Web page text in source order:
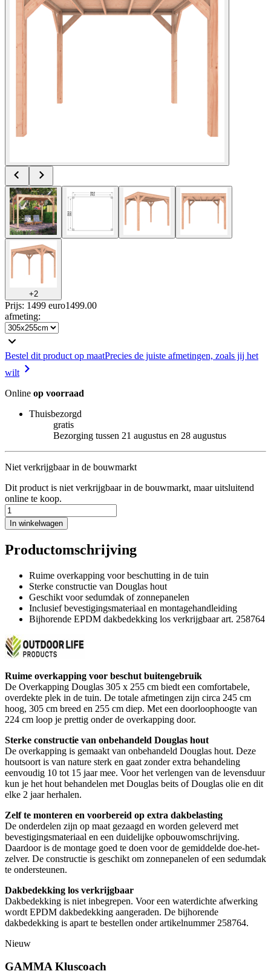
+2
Prijs: 1499 euro1499.00
afmeting:
Bestel dit product op maatPrecies de juiste afmetingen, zoals jij het
wilt
Online op voorraad
Thuisbezorgd
gratis
Bezorging tussen 21 augustus en 28 augustus
Niet verkrijgbaar in de bouwmarkt
Dit product is niet verkrijgbaar in de bouwmarkt, maar uitsluitend
online te koop.
In winkelwagen
Productomschrijving
Ruime overkapping voor beschutting in de tuin
Sterke constructie van Douglas hout
Geschikt voor sedumdak of zonnepanelen
Inclusief bevestigingsmateriaal en montagehandleiding
Bijhorende EPDM dakbedekking los verkrijgbaar art. 258764
Ruime overkapping voor beschut buitengebruik
De Overkapping Douglas 305 x 255 cm biedt een comfortabele,
overdekte plek in de tuin. De totale afmetingen zijn circa 245 cm
hoog, 305 cm breed en 255 cm diep. Met een doorloophoogte van
224 cm loop je prettig onder de overkapping door.
Sterke constructie van onbehandeld Douglas hout
De overkapping is gemaakt van onbehandeld Douglas hout. Deze
houtsoort is van nature sterk en gaat zonder extra behandeling
eenvoudig 10 tot 15 jaar mee. Voor het verlengen van de levensduur
kun je het hout behandelen met Douglas beits of Douglas olie en dit
elke 2 jaar herhalen.
Zelf te monteren en voorbereid op extra dakbelasting
De onderdelen zijn op maat gezaagd en worden geleverd met
bevestigingsmateriaal en een duidelijke opbouwomschrijving.
Daardoor is de montage goed te doen voor de gemiddelde doe-het-
zelver. De constructie is geschikt om zonnepanelen of een sedumdak
te ondersteunen.
Dakbedekking los verkrijgbaar
Dakbedekking is niet inbegrepen. Voor een waterdichte afwerking
wordt EPDM dakbedekking aangeraden. De bijhorende
dakbedekking is apart te bestellen onder artikelnummer 258764.
Nieuw
GAMMA Kluscoach